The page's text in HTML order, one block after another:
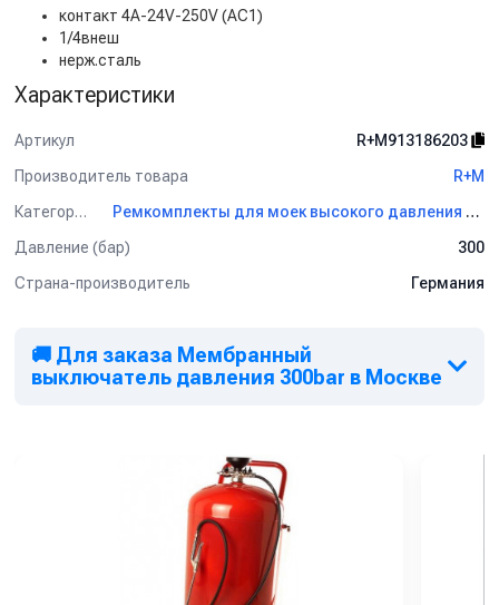
контакт 4A-24V-250V (AC1)
1/4внеш
нерж.сталь
Характеристики
Артикул
R+M913186203
Производитель товара
R+M
Категория
Ремкомплекты для моек высокого давления R+M
Давление (бар)
300
Страна-производитель
Германия
🚚 Для заказа Мембранный
выключатель давления 300bar в Москве